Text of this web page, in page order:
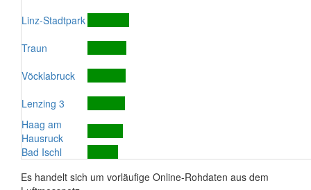
Linz-Stadtpark
Traun
Vöcklabruck
Lenzing 3
Haag am
Hausruck
Bad Ischl
Es handelt sich um vorläufige Online-Rohdaten aus dem